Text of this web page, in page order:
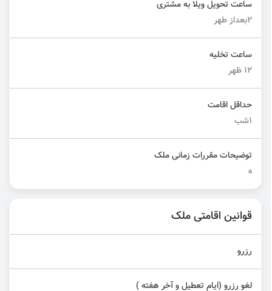
ساعت تحویل ویلا به مشتری
2بعداز طهر
ساعت تخلیه
12 ظهر
حداقل اقامت
1شب
توضیحات مقررات زمانی ملک
ه
قوانین اقامتی ملک
رزرو
لغو رزرو (ایام تعطیل و آخر هفته )